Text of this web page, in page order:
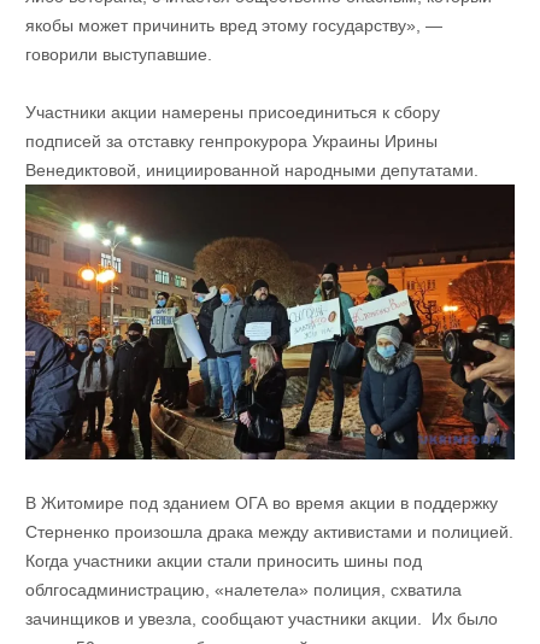
якобы может причинить вред этому государству», —
говорили выступавшие.
Участники акции намерены присоединиться к сбору
подписей за отставку генпрокурора Украины Ирины
Венедиктовой, инициированной народными депутатами.
В Житомире под зданием ОГА во время акции в поддержку
Стерненко произошла драка между активистами и полицией.
Когда участники акции стали приносить шины под
облгосадминистрацию, «налетела» полиция, схватила
зачинщиков и увезла, сообщают участники акции. Их было